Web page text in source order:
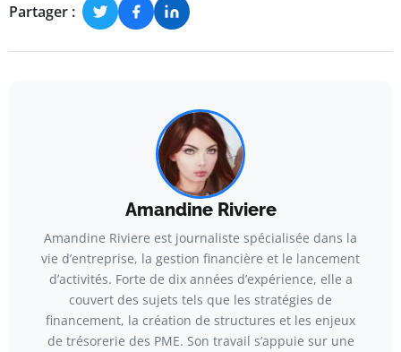
Partager :
Amandine Riviere
Amandine Riviere est journaliste spécialisée dans la
vie d’entreprise, la gestion financière et le lancement
d’activités. Forte de dix années d’expérience, elle a
couvert des sujets tels que les stratégies de
financement, la création de structures et les enjeux
de trésorerie des PME. Son travail s’appuie sur une